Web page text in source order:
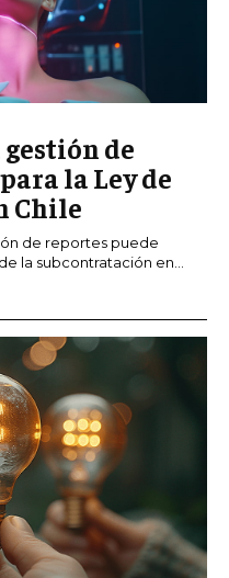
de
la Ley de
Chile
de reportes puede
la subcontratación en...